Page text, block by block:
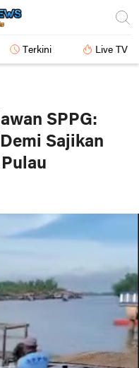
Terkini Live TV
SPPG:
Sajikan